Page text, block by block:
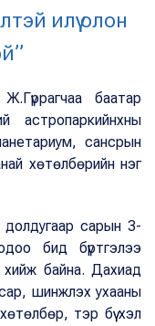
илүү олон
баатар
астропаркийнхны
сансрын
хөтөлбөрийн нэг
долдугаар сарын 3-
бид бүртгэлээ
хийж байна. Дахиад
шинжлэх ухааны
тэр бүү хэл